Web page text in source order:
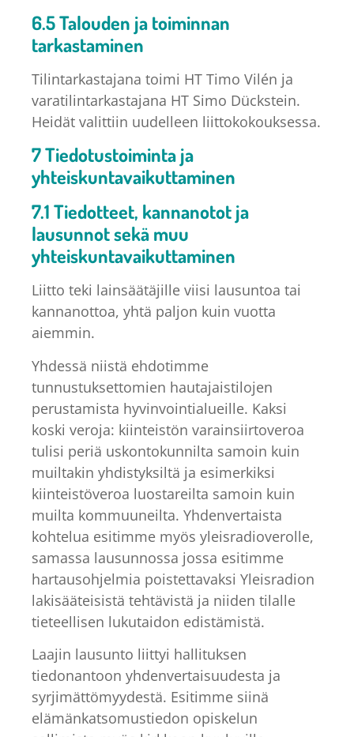
6.5 Talouden ja toiminnan
tarkastaminen
Tilintarkastajana toimi HT Timo Vilén ja
varatilintarkastajana HT Simo Dückstein.
Heidät valittiin uudelleen liittokokouksessa.
7 Tiedotustoiminta ja
yhteiskuntavaikuttaminen
7.1 Tiedotteet, kannanotot ja
lausunnot sekä muu
yhteiskuntavaikuttaminen
Liitto teki lainsäätäjille viisi lausuntoa tai
kannanottoa, yhtä paljon kuin vuotta
aiemmin.
Yhdessä niistä ehdotimme
tunnustuksettomien hautajaistilojen
perustamista hyvinvointialueille. Kaksi
koski veroja: kiinteistön varainsiirtoveroa
tulisi periä uskontokunnilta samoin kuin
muiltakin yhdistyksiltä ja esimerkiksi
kiinteistöveroa luostareilta samoin kuin
muilta kommuuneilta. Yhdenvertaista
kohtelua esitimme myös yleisradioverolle,
samassa lausunnossa jossa esitimme
hartausohjelmia poistettavaksi Yleisradion
lakisääteisistä tehtävistä ja niiden tilalle
tieteellisen lukutaidon edistämistä.
Laajin lausunto liittyi hallituksen
tiedonantoon yhdenvertaisuudesta ja
syrjimättömyydestä. Esitimme siinä
elämänkatsomustiedon opiskelun